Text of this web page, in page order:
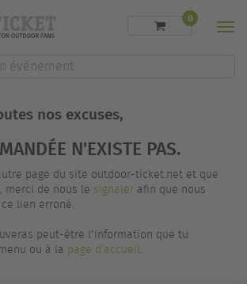
0
nos excuses,
N'EXISTE PAS.
page du site outdoor-ticket.net et que
merci de nous le signaler afin que nous
lien erroné.
peut-être l'information que tu
ou à la page d'accueil.